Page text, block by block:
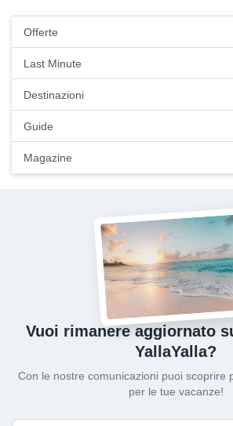
Offerte
Last Minute
Destinazioni
Guide
Magazine
Vuoi rimanere aggiornato
YallaYalla?
Con le nostre comunicazioni puoi scoprire
per le tue vacanze!